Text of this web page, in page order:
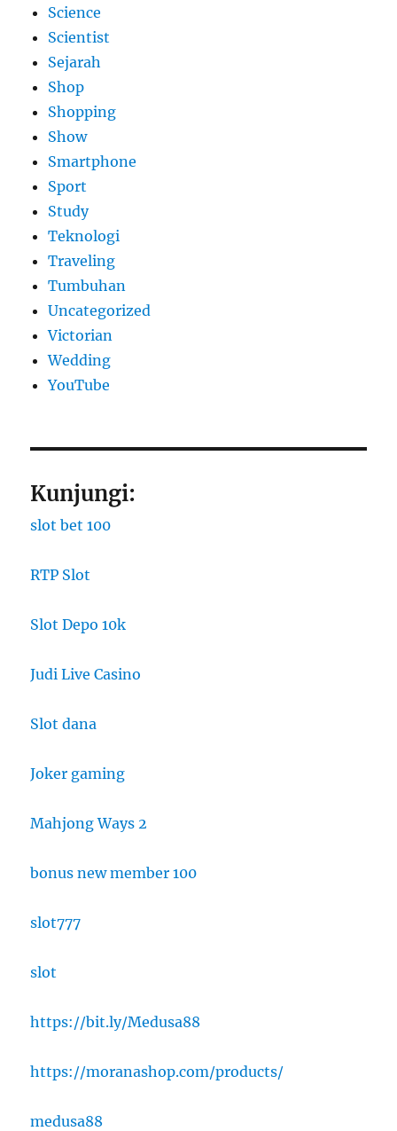
Science
Scientist
Sejarah
Shop
Shopping
Show
Smartphone
Sport
Study
Teknologi
Traveling
Tumbuhan
Uncategorized
Victorian
Wedding
YouTube
Kunjungi:
slot bet 100
RTP Slot
Slot Depo 10k
Judi Live Casino
Slot dana
Joker gaming
Mahjong Ways 2
bonus new member 100
slot777
slot
https://bit.ly/Medusa88
https://moranashop.com/products/
medusa88